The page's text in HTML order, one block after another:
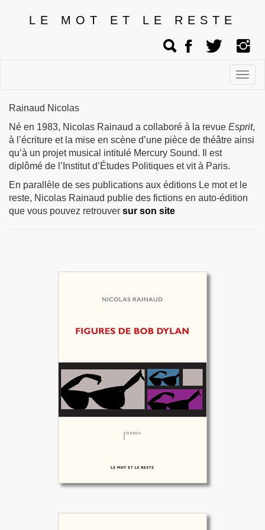
LE MOT ET LE RESTE
Rainaud Nicolas
Né en 1983, Nicolas Rainaud a collaboré à la revue Esprit,
à l’écriture et la mise en scène d’une pièce de théâtre ainsi
qu’à un projet musical intitulé Mercury Sound. Il est
diplômé de l’Institut d’Études Politiques et vit à Paris.
En parallèle de ses publications aux éditions Le mot et le
reste, Nicolas Rainaud publie des fictions en auto-édition
que vous pouvez retrouver sur son site